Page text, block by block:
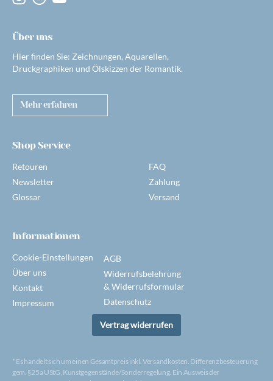
Über uns
Hier finden Sie: Zeichnungen, Aquarellen,
Druckgraphiken und Ölskizzen der Romantik.
Mehr erfahren
Shop Service
Retouren
Newsletter
Glossar
FAQ
Zahlung
Versand
Informationen
Cookie-Einstellungen
Über uns
Kontakt
Impressum
AGB
Widerrufsbelehrung
& Widerrufsformular
Datenschutz
Vertrag widerrufen
* Es handelt sich um einen Gesamtpreis inkl. Versandkosten. Differenzbesteuerung
gem. §25a UStG, Kunstgegenstände/Sonderregelung. Ein Ausweis der